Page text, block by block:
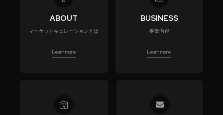
ABOUT
マーケットキュレーションとは
Learn more
BUSINESS
事業内容
Learn more